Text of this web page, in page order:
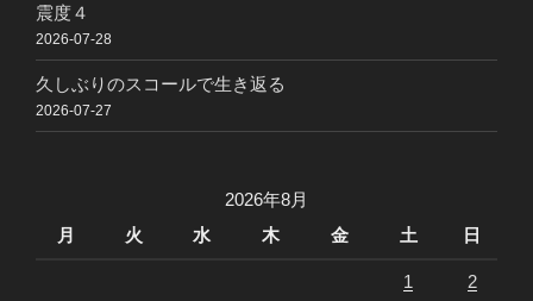
震度４
2026-07-28
久しぶりのスコールで生き返る
2026-07-27
2026年8月
月
火 水 木 金 土 日
1 2